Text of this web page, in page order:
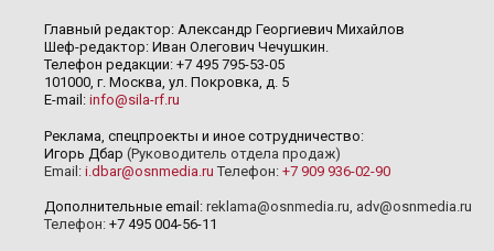
Главный редактор: Александр Георгиевич Михайлов
Шеф-редактор: Иван Олегович Чечушкин.
Телефон редакции: +7 495 795-53-05
101000, г. Москва, ул. Покровка, д. 5
E-mail: info@sila-rf.ru
Реклама, спецпроекты и иное сотрудничество:
Игорь Дбар (Руководитель отдела продаж)
Email: i.dbar@osnmedia.ru Телефон: +7 909 936-02-90
Дополнительные email: reklama@osnmedia.ru, adv@osnmedia.ru
Телефон: +7 495 004-56-11